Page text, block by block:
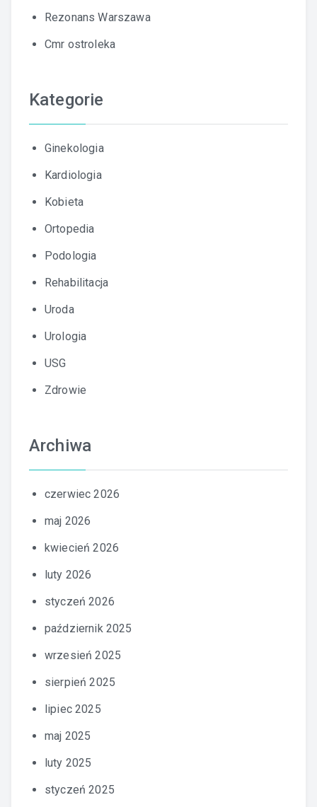
Rezonans Warszawa
Cmr ostroleka
Kategorie
Ginekologia
Kardiologia
Kobieta
Ortopedia
Podologia
Rehabilitacja
Uroda
Urologia
USG
Zdrowie
Archiwa
czerwiec 2026
maj 2026
kwiecień 2026
luty 2026
styczeń 2026
październik 2025
wrzesień 2025
sierpień 2025
lipiec 2025
maj 2025
luty 2025
styczeń 2025